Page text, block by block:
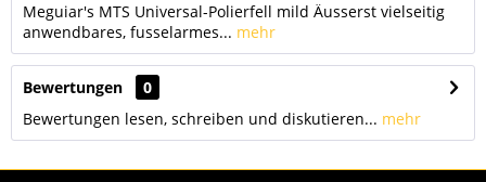
Meguiar's MTS Universal-Polierfell mild Äusserst vielseitig
anwendbares, fusselarmes... mehr
Bewertungen
0
Bewertungen lesen, schreiben und diskutieren... mehr